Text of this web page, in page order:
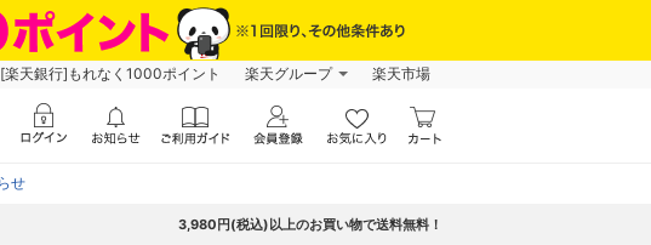
[楽天銀行]もれなく1000ポイント 楽天グループ 楽天市場
せ
3,980円(税込)以上のお買い物で送料無料！